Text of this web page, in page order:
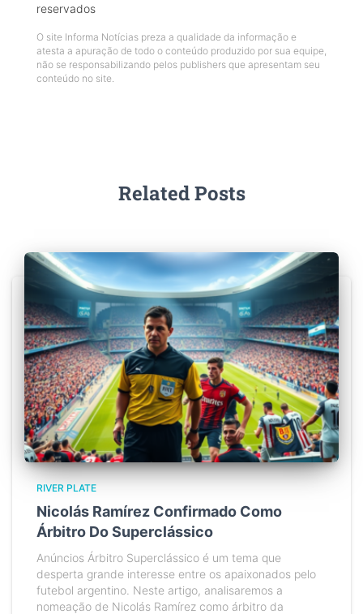
reservados
O site Informa Notícias preza a qualidade da informação e
atesta a apuração de todo o conteúdo produzido por sua equipe,
não se responsabilizando pelos publishers que apresentam seu
conteúdo no site.
Related Posts
RIVER PLATE
Nicolás Ramírez Confirmado Como
Árbitro Do Superclássico
Anúncios Árbitro Superclássico é um tema que
desperta grande interesse entre os apaixonados pelo
futebol argentino. Neste artigo, analisaremos a
nomeação de Nicolás Ramírez como árbitro da